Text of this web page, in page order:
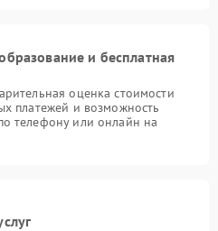
и бесплатная
оценка стоимости
платежей и возможность
телефону или онлайн на